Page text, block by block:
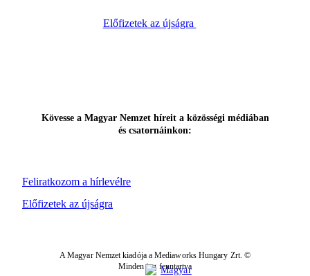
Előfizetek az újságra
Feliratkozom a hírlevélre
Kövesse a Magyar Nemzet híreit a közösségi médiában
és csatornáinkon:
Előfizetek az újságra
A Magyar Nemzet kiadója a Mediaworks Hungary Zrt. ©
Minden jog fenntartva